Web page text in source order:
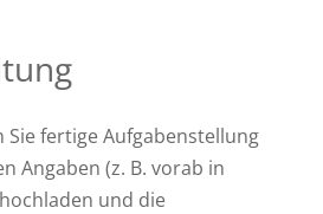
Sie fertige Aufgabenstellung
Angaben (z. B. vorab in
und die